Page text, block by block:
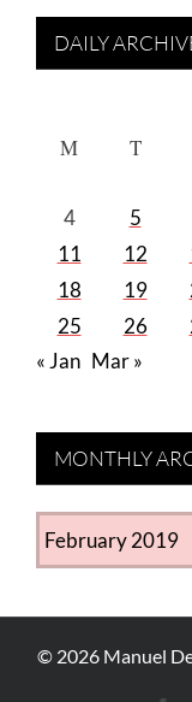
DAILY
M T
4
5
11
12
18
19
25
26
« Jan Mar »
MONTHLY
MONTHLY
ARCHIVES
© 2026 Manuel